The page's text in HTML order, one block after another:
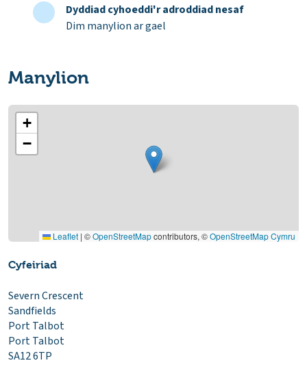
Dyddiad cyhoeddi'r adroddiad nesaf
Dim manylion ar gael
Manylion
+
−
Leaflet | ©OpenStreetMapcontributors, ©OpenStreetMap Cymru
Cyfeiriad
Severn Crescent
Sandfields
Port Talbot
Port Talbot
SA12 6TP